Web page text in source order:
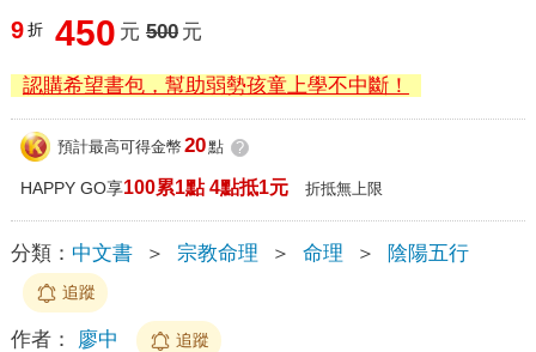
9 折 450 元 500 元
認購希望書包，幫助弱勢孩童上學不中斷！
預計最高可得金幣 20點 ?
HAPPY GO享100累1點 4點抵1元 折抵無上限
分類： 中文書 ＞ 宗教命理 ＞ 命理 ＞ 陰陽五行
追蹤
作者： 廖中 追蹤